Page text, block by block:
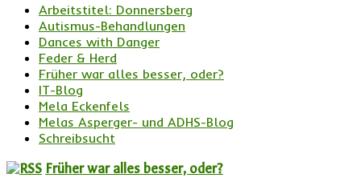
Arbeitstitel: Donnersberg
Autismus-Behandlungen
Dances with Danger
Feder & Herd
Früher war alles besser, oder?
IT-Blog
Mela Eckenfels
Melas Asperger- und ADHS-Blog
Schreibsucht
Früher war alles besser, oder?